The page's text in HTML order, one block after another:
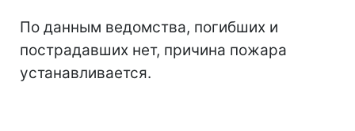
По данным ведомства, погибших и
пострадавших нет, причина пожара
устанавливается.